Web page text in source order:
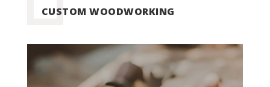
CUSTOM WOODWORKING